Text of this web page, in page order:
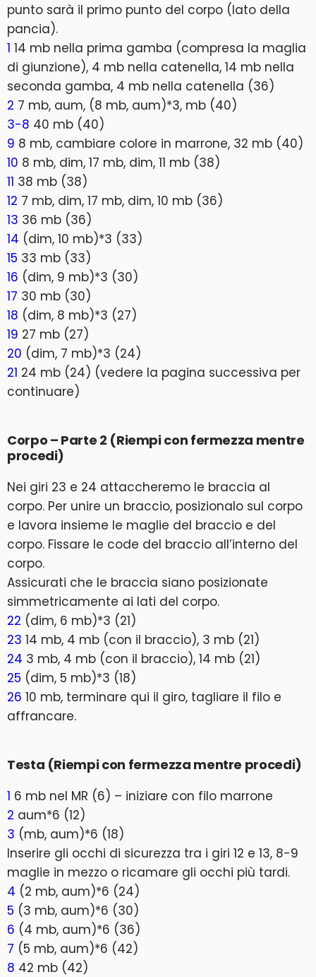
punto sarà il primo punto del corpo (lato della
pancia).
1 14 mb nella prima gamba (compresa la maglia
di giunzione), 4 mb nella catenella, 14 mb nella
seconda gamba, 4 mb nella catenella (36)
2 7 mb, aum, (8 mb, aum)*3, mb (40)
3-8 40 mb (40)
9 8 mb, cambiare colore in marrone, 32 mb (40)
10 8 mb, dim, 17 mb, dim, 11 mb (38)
11 38 mb (38)
12 7 mb, dim, 17 mb, dim, 10 mb (36)
13 36 mb (36)
14 (dim, 10 mb)*3 (33)
15 33 mb (33)
16 (dim, 9 mb)*3 (30)
17 30 mb (30)
18 (dim, 8 mb)*3 (27)
19 27 mb (27)
20 (dim, 7 mb)*3 (24)
21 24 mb (24) (vedere la pagina successiva per
continuare)
Corpo – Parte 2 (Riempi con fermezza mentre
procedi)
Nei giri 23 e 24 attaccheremo le braccia al
corpo. Per unire un braccio, posizionalo sul corpo
e lavora insieme le maglie del braccio e del
corpo. Fissare le code del braccio all’interno del
corpo.
Assicurati che le braccia siano posizionate
simmetricamente ai lati del corpo.
22 (dim, 6 mb)*3 (21)
23 14 mb, 4 mb (con il braccio), 3 mb (21)
24 3 mb, 4 mb (con il braccio), 14 mb (21)
25 (dim, 5 mb)*3 (18)
26 10 mb, terminare qui il giro, tagliare il filo e
affrancare.
Testa (Riempi con fermezza mentre procedi)
1 6 mb nel MR (6) – iniziare con filo marrone
2 aum*6 (12)
3 (mb, aum)*6 (18)
Inserire gli occhi di sicurezza tra i giri 12 e 13, 8-9
maglie in mezzo o ricamare gli occhi più tardi.
4 (2 mb, aum)*6 (24)
5 (3 mb, aum)*6 (30)
6 (4 mb, aum)*6 (36)
7 (5 mb, aum)*6 (42)
8 42 mb (42)